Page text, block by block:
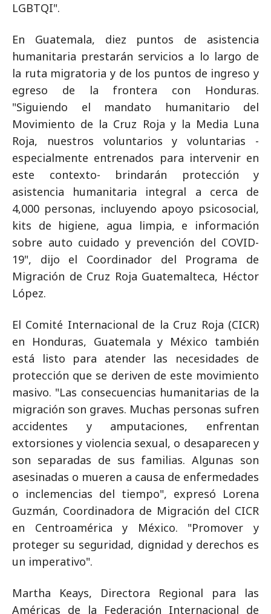
LGBTQI".
En Guatemala, diez puntos de asistencia
humanitaria prestarán servicios a lo largo de
la ruta migratoria y de los puntos de ingreso y
egreso de la frontera con Honduras.
"Siguiendo el mandato humanitario del
Movimiento de la Cruz Roja y la Media Luna
Roja, nuestros voluntarios y voluntarias -
especialmente entrenados para intervenir en
este contexto- brindarán protección y
asistencia humanitaria integral a cerca de
4,000 personas, incluyendo apoyo psicosocial,
kits de higiene, agua limpia, e información
sobre auto cuidado y prevención del COVID-
19", dijo el Coordinador del Programa de
Migración de Cruz Roja Guatemalteca, Héctor
López.
El Comité Internacional de la Cruz Roja (CICR)
en Honduras, Guatemala y México también
está listo para atender las necesidades de
protección que se deriven de este movimiento
masivo. "Las consecuencias humanitarias de la
migración son graves. Muchas personas sufren
accidentes y amputaciones, enfrentan
extorsiones y violencia sexual, o desaparecen y
son separadas de sus familias. Algunas son
asesinadas o mueren a causa de enfermedades
o inclemencias del tiempo", expresó Lorena
Guzmán, Coordinadora de Migración del CICR
en Centroamérica y México. "Promover y
proteger su seguridad, dignidad y derechos es
un imperativo".
Martha Keays, Directora Regional para las
Américas de la Federación Internacional de